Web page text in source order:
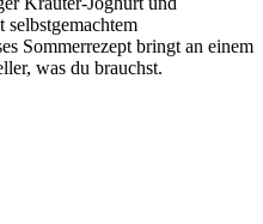
Sommerrezept bringt an einem
was du brauchst.